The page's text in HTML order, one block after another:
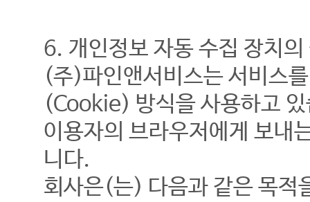
6. 개인정보 자동 수집 장치
(주)파인앤서비스는 서비스
(Cookie) 방식을 사용하고
이용자의 브라우저에게 보내
니다.
회사은(는) 다음과 같은 목적